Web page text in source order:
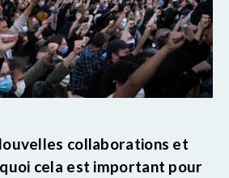
collaborations et
cela est important pour